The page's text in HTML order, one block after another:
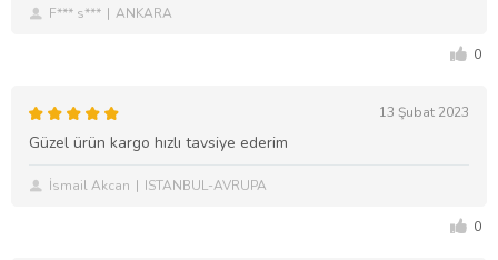
F*** s*** ANKARA
0
13 Şubat 2023
Güzel ürün kargo hızlı tavsiye ederim
İsmail Akcan ISTANBUL-AVRUPA
0